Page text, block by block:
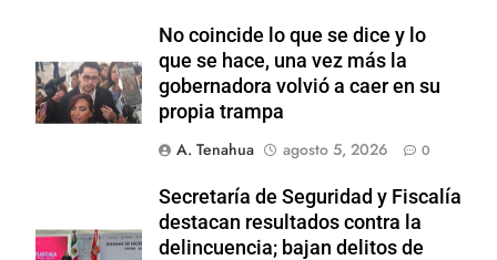
No coincide lo que se dice y lo
que se hace, una vez más la
gobernadora volvió a caer en su
propia trampa
A. Tenahua
agosto 5, 2026 0
Secretaría de Seguridad y Fiscalía
destacan resultados contra la
delincuencia; bajan delitos de